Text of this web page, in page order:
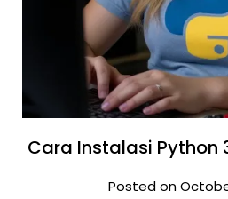
Cara Instalasi Python
Posted on